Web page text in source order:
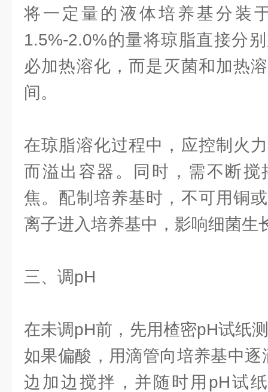
将一定量的液体培养基分装
1.5%-2.0%的量将琼脂直接分
必加热溶化，而是灭菌和加热
间。
在琼脂溶化过程中，应控制火
而溢出容器。同时，需不断搅
焦。配制培养基时，不可用铜
离子进入培养基中，影响细菌生
三、调pH
在未调pH前，先用楂密pH试纸
如果偏酸，用滴管向培养基中
边加边搅拌，并随时用pH试